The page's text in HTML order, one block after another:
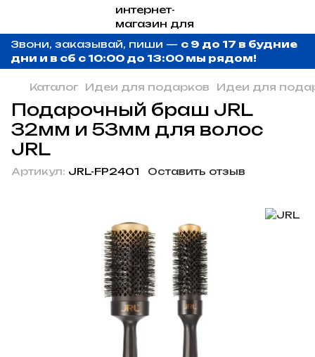
Звони, заказывай, пиши — с 9 до 17 в будние
дни и в сб с 10:00 до 13:00 мы рядом!
Каталог Идеи для подарков Идеи для
Подарочный браш JRL
32мм и 53мм для волос
JRL
Артикул: JRL-FP2401 Оставить отзыв